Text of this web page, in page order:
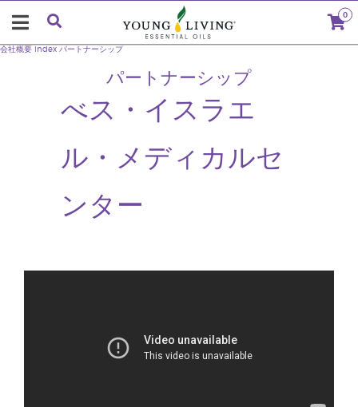
0
パートナーシップ
べス・イスラエ
ル・メディカルセ
ンター
会社概要 index パートナーシップ